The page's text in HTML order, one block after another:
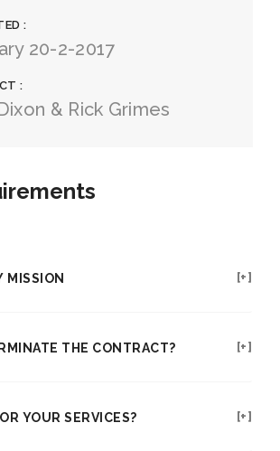
20-2-2017
& Rick Grimes
MISSION
THE CONTRACT?
YOUR SERVICES?